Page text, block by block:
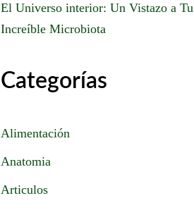
El Universo interior: Un Vistazo a Tu
Increíble Microbiota
Categorías
Alimentación
Anatomia
Articulos